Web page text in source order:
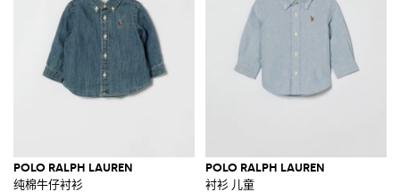
POLO RALPH LAUREN
纯棉牛仔衬衫
POLO RALPH LAUREN
衬衫 儿童